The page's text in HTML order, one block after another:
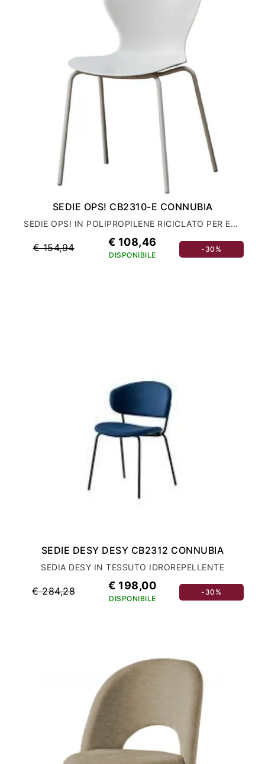
SEDIE OPS! CB2310-E CONNUBIA
SEDIE OPS! IN POLIPROPILENE RICICLATO PER ESTERNO
€ 154,94 € 108,46
DISPONIBILE
-30%
SEDIE DESY DESY CB2312 CONNUBIA
SEDIA DESY IN TESSUTO IDROREPELLENTE
€ 284,28 € 198,00
DISPONIBILE
-30%